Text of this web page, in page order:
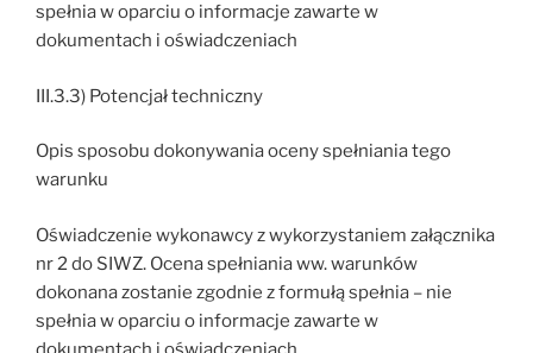
spełnia w oparciu o informacje zawarte w
dokumentach i oświadczeniach
III.3.3) Potencjał techniczny
Opis sposobu dokonywania oceny spełniania tego
warunku
Oświadczenie wykonawcy z wykorzystaniem załącznika
nr 2 do SIWZ. Ocena spełniania ww. warunków
dokonana zostanie zgodnie z formułą spełnia – nie
spełnia w oparciu o informacje zawarte w